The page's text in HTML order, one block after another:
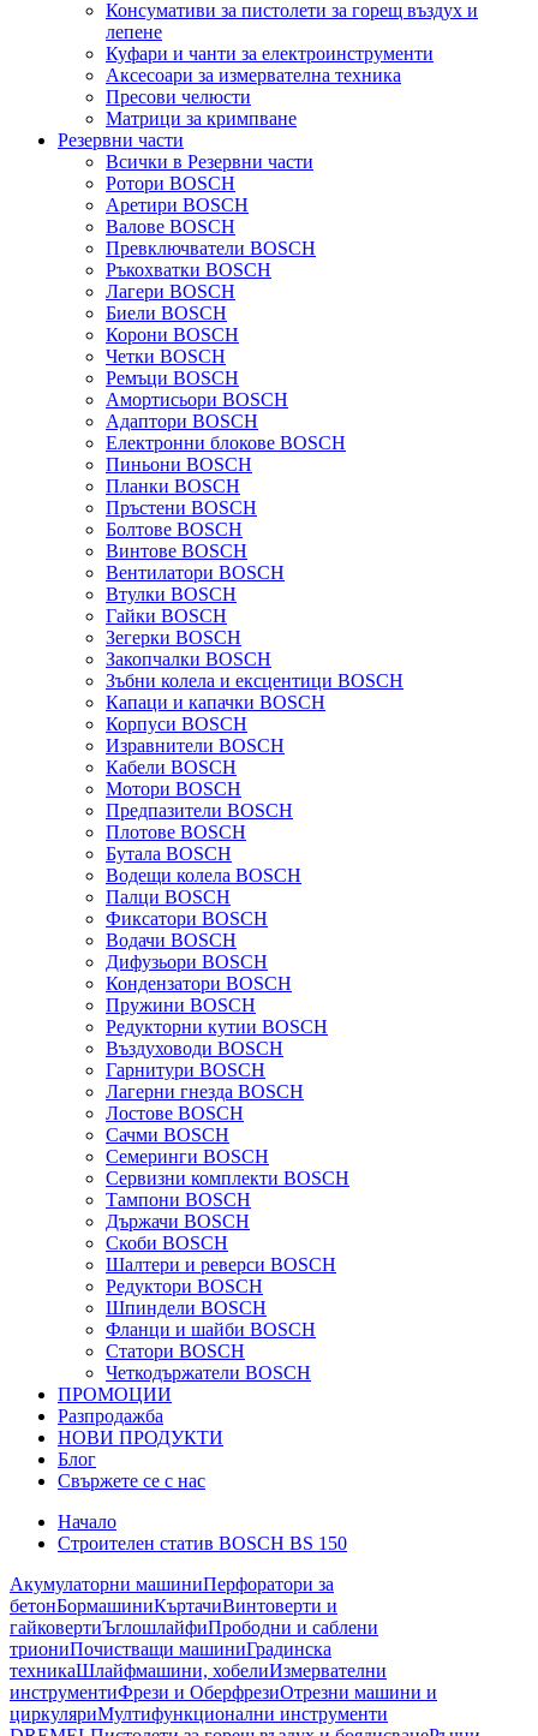
Консумативи за пистолети за горещ въздух и
лепене
Куфари и чанти за електроинструменти
Аксесоари за измервателна техника
Пресови челюсти
Матрици за кримпване
Резервни части
Всички в Резервни части
Ротори BOSCH
Аретири BOSCH
Валове BOSCH
Превключватели BOSCH
Ръкохватки BOSCH
Лагери BOSCH
Биели BOSCH
Корони BOSCH
Четки BOSCH
Ремъци BOSCH
Амортисьори BOSCH
Адаптори BOSCH
Електронни блокове BOSCH
Пиньони BOSCH
Планки BOSCH
Пръстени BOSCH
Болтове BOSCH
Винтове BOSCH
Вентилатори BOSCH
Втулки BOSCH
Гайки BOSCH
Зегерки BOSCH
Закопчалки BOSCH
Зъбни колела и ексцентици BOSCH
Капаци и капачки BOSCH
Корпуси BOSCH
Изравнители BOSCH
Кабели BOSCH
Мотори BOSCH
Предпазители BOSCH
Плотове BOSCH
Бутала BOSCH
Водещи колела BOSCH
Палци BOSCH
Фиксатори BOSCH
Водачи BOSCH
Дифузьори BOSCH
Кондензатори BOSCH
Пружини BOSCH
Редукторни кутии BOSCH
Въздуховоди BOSCH
Гарнитури BOSCH
Лагерни гнезда BOSCH
Лостове BOSCH
Сачми BOSCH
Семеринги BOSCH
Сервизни комплекти BOSCH
Тампони BOSCH
Държачи BOSCH
Скоби BOSCH
Шалтери и реверси BOSCH
Редуктори BOSCH
Шпиндели BOSCH
Фланци и шайби BOSCH
Статори BOSCH
Четкодържатели BOSCH
ПРОМОЦИИ
Разпродажба
НОВИ ПРОДУКТИ
Блог
Свържете се с нас
Начало
Строителен статив BOSCH BS 150
Акумулаторни машиниПерфоратори за
бетонБормашиниКъртачиВинтоверти и
гайковертиЪглошлайфиПрободни и саблени
триониПочистващи машиниГрадинска
техникаШлайфмашини, хобелиИзмервателни
инструментиФрези и ОберфрезиОтрезни машини и
циркуляриМултифункционални инструменти